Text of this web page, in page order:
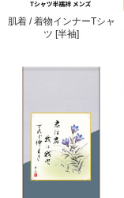
肌着 / 着物インナーTシャ
ツ [半袖]